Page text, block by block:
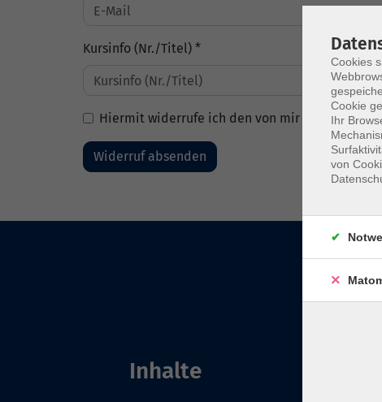
Kursinfo (Nr./Titel) *
Hiermit widerrufe ich den von mir
Widerruf absenden
Inhalte
Cookies
Cookie
Ihr
von